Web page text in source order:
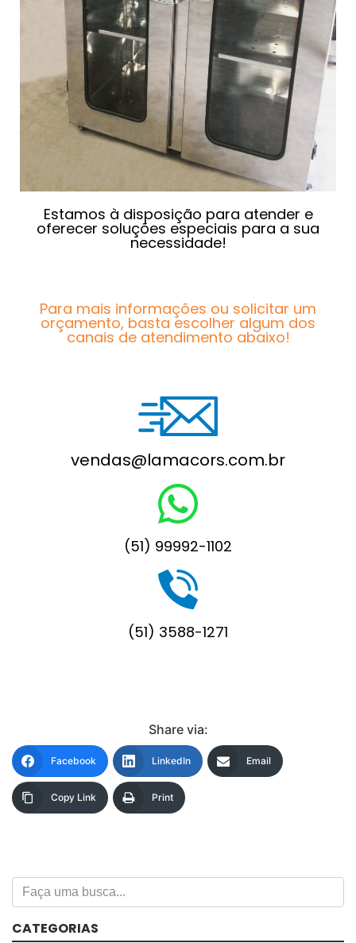
Estamos à disposição para atender e
oferecer soluções especiais para a sua
necessidade!
Para mais informações ou solicitar um
orçamento, basta escolher algum dos
canais de atendimento abaixo!
vendas@lamacors.com.br
(51) 99992-1102
(51) 3588-1271
Share via:
Facebook LinkedIn Email
Copy Link Print
CATEGORIAS